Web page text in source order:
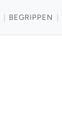
BEGRIPPEN